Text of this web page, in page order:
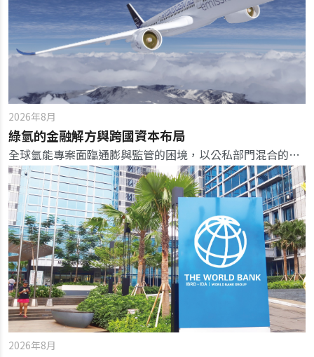
2026年8月
綠氫的金融解方與跨國資本布局
全球氫能專案面臨通膨與監管的困境，以公私部門混合的融資模式，可望加速氫能商業化。
2026年8月